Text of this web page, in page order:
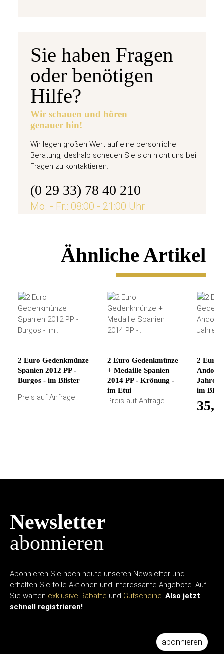
Sie haben Fragen
oder benötigen
Hilfe?
Wir schauen und hören
genauer hin!
Wir legen großen Wert auf eine persönliche
Beratung, deshalb scheuen Sie sich nicht uns bei
Fragen zu kontaktieren.
(0 29 33) 78 40 210
Mo. - Fr.: 08:00 - 21:00 Uhr
Ähnliche Artikel
2 Euro Gedenkmünze
Spanien 2012 PP -
Burgos - im Blister
Preis auf Anfrage
2 Euro Gedenkmünze
+ Medaille Spanien
2014 PP - Krönung -
im Etui
Preis auf Anfrage
2 Euro
Jahre
im
Newsletter
abonnieren
Abonnieren Sie noch heute unseren Newsletter und
erhalten Sie tolle Aktionen und interessante Angebote. Auf
Sie warten exklusive Rabatte und Gutscheine. Also jetzt
schnell registrieren!
abonnieren